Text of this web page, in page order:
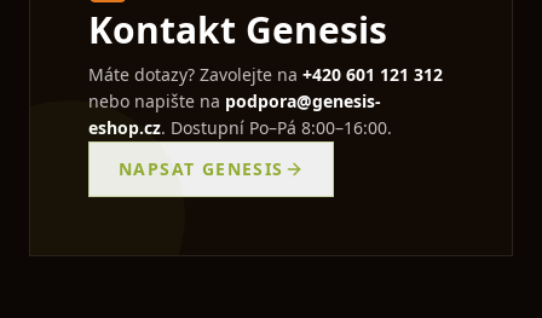
Kontakt Genesis
Máte dotazy? Zavolejte na +420 601 121 312
nebo napište na podpora@genesis-
eshop.cz. Dostupní Po–Pá 8:00–16:00.
NAPSAT GENESIS